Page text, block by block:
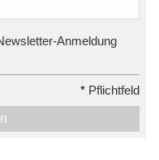
Anmeldung
* Pflichtfeld